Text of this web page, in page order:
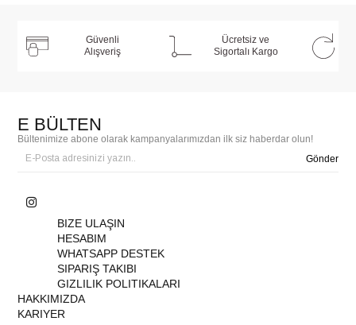
Güvenli
Alışveriş
Ücretsiz ve
Sigortalı Kargo
E BÜLTEN
Bültenimize abone olarak kampanyalarımızdan ilk siz haberdar olun!
Gönder
BIZE ULAŞIN
HESABIM
WHATSAPP DESTEK
SIPARIŞ TAKIBI
GIZLILIK POLITIKALARI
HAKKIMIZDA
KARIYER